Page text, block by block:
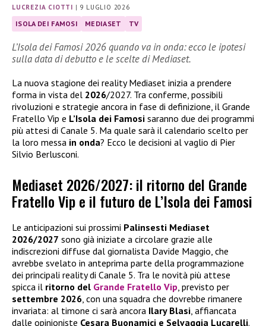
LUCREZIA CIOTTI | 9 LUGLIO 2026
ISOLA DEI FAMOSI MEDIASET TV
L’Isola dei Famosi 2026 quando va in onda: ecco le ipotesi
sulla data di debutto e le scelte di Mediaset.
La nuova stagione dei reality Mediaset inizia a prendere
forma in vista del 2026/2027. Tra conferme, possibili
rivoluzioni e strategie ancora in fase di definizione, il Grande
Fratello Vip e L’Isola dei Famosi saranno due dei programmi
più attesi di Canale 5. Ma quale sarà il calendario scelto per
la loro messa in onda? Ecco le decisioni al vaglio di Pier
Silvio Berlusconi.
Mediaset 2026/2027: il ritorno del Grande
Fratello Vip e il futuro de L’Isola dei Famosi
Le anticipazioni sui prossimi Palinsesti Mediaset
2026/2027 sono già iniziate a circolare grazie alle
indiscrezioni diffuse dal giornalista Davide Maggio, che
avrebbe svelato in anteprima parte della programmazione
dei principali reality di Canale 5. Tra le novità più attese
spicca il ritorno del Grande Fratello Vip , previsto per
settembre 2026 , con una squadra che dovrebbe rimanere
invariata: al timone ci sarà ancora Ilary Blasi , affiancata
dalle opinioniste Cesara Buonamici e Selvaggia Lucarelli.